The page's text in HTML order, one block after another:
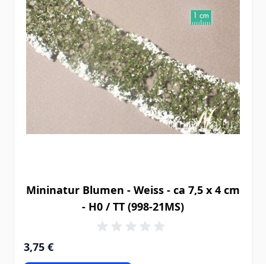
Mininatur Blumen - Weiss - ca 7,5 x 4 cm
- H0 / TT (998-21MS)
3,75 €